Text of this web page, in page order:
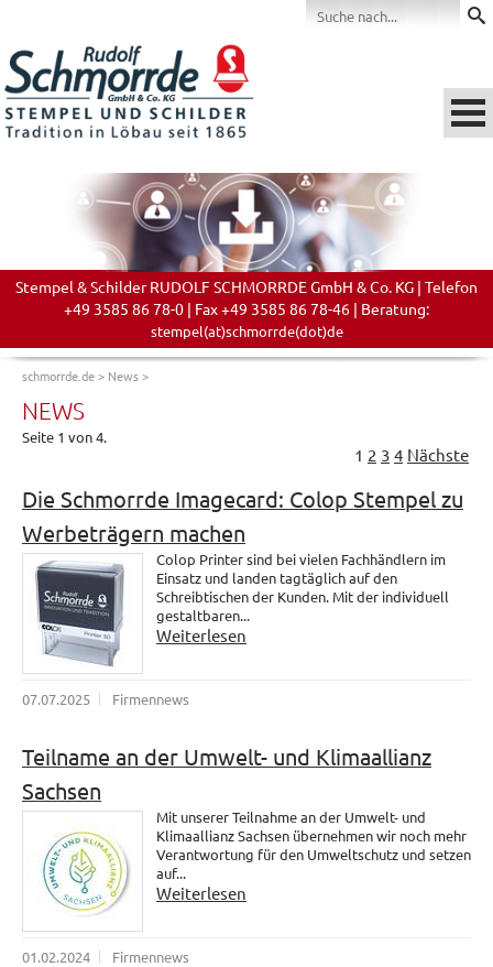
Stempel & Schilder RUDOLF SCHMORRDE GmbH & Co. KG | Telefon
+49 3585 86 78-0 | Fax +49 3585 86 78-46 | Beratung:
stempel(at)schmorrde(dot)de
schmorrde.de> News>
NEWS
Seite 1 von 4.
1 2 3 4 Nächste
Die Schmorrde Imagecard: Colop Stempel zu
Werbeträgern machen
Colop Printer sind bei vielen Fachhändlern im
Einsatz und landen tagtäglich auf den
Schreibtischen der Kunden. Mit der individuell
gestaltbaren...
Weiterlesen
07.07.2025 Firmennews
Teilname an der Umwelt- und Klimaallianz
Sachsen
Mit unserer Teilnahme an der Umwelt- und
Klimaallianz Sachsen übernehmen wir noch mehr
Verantwortung für den Umweltschutz und setzen
auf...
Weiterlesen
01.02.2024 Firmennews